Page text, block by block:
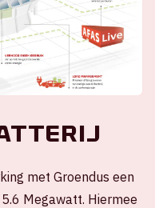
met Groendus een
Megawatt. Hiermee